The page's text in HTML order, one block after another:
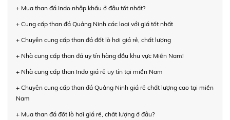
+ Mua than đá Indo nhập khẩu ở đâu tốt nhất?
+ Cung cấp than đá Quảng Ninh các loại với giá tốt nhất
+ Chuyên cung cấp than đá đốt lò hơi giá rẻ, chất lượng
+ Nhà cung cấp than đá uy tín hàng đầu khu vực Miền Nam!
+ Nhà cung cấp than Indo giá rẻ uy tín tại miền Nam
+ Chuyên cung cấp than đá Quảng Ninh giá rẻ chất lượng cao tại miền
Nam
+ Mua than đá đốt lò hơi giá rẻ, chất lượng ở đâu?